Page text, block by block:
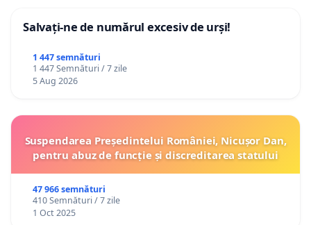
Salvați-ne de numărul excesiv de urși!
1 447 semnături
1 447 Semnături / 7 zile
5 Aug 2026
Suspendarea Președintelui României, Nicușor Dan,
pentru abuz de funcție și discreditarea statului
47 966 semnături
410 Semnături / 7 zile
1 Oct 2025